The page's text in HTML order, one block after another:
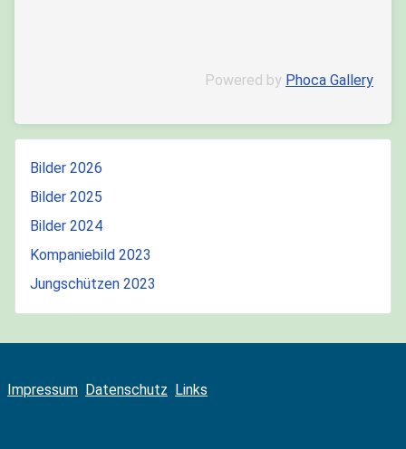
Bilder 2026
Bilder 2025
Bilder 2024
Kompaniebild 2023
Jungschützen 2023
Powered by Phoca Gallery
Impressum Datenschutz Links